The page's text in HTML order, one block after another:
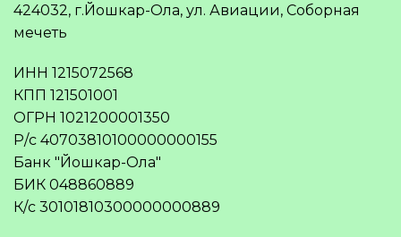
424032, г.Йошкар-Ола, ул. Авиации, Соборная
мечеть
ИНН 1215072568
КПП 121501001
ОГРН 1021200001350
Р/с 40703810100000000155
Банк "Йошкар-Ола"
БИК 048860889
К/с 30101810300000000889